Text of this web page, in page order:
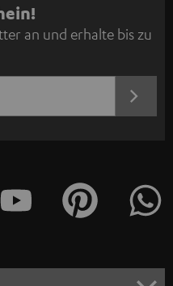
an und erhalte bis zu
JETZT